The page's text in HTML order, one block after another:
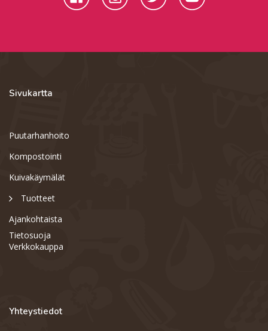
Sivukartta
Puutarhanhoito
Kompostointi
Kuivakäymälät
Tuotteet
Ajankohtaista
Tietosuoja
Verkkokauppa
Yhteystiedot